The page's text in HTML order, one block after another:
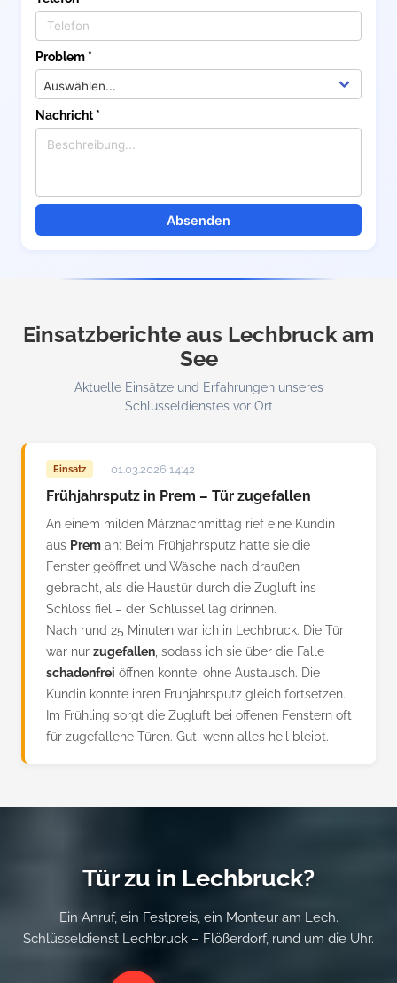
Problem *
Nachricht *
Absenden
Einsatzberichte aus Lechbruck am
See
Aktuelle Einsätze und Erfahrungen unseres
Schlüsseldienstes vor Ort
Einsatz 01.03.2026 14:42
Frühjahrsputz in Prem – Tür zugefallen
An einem milden Märznachmittag rief eine Kundin
aus Prem an: Beim Frühjahrsputz hatte sie die
Fenster geöffnet und Wäsche nach draußen
gebracht, als die Haustür durch die Zugluft ins
Schloss fiel – der Schlüssel lag drinnen.
Nach rund 25 Minuten war ich in Lechbruck. Die Tür
war nur zugefallen , sodass ich sie über die Falle
schadenfrei öffnen konnte, ohne Austausch. Die
Kundin konnte ihren Frühjahrsputz gleich fortsetzen.
Im Frühling sorgt die Zugluft bei offenen Fenstern oft
für zugefallene Türen. Gut, wenn alles heil bleibt.
Tür zu in Lechbruck?
Ein Anruf, ein Festpreis, ein Monteur am Lech.
Schlüsseldienst Lechbruck – Flößerdorf, rund um die Uhr.